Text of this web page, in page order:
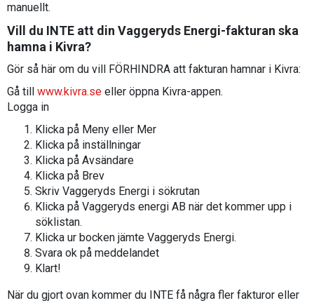
manuellt.
Vill du INTE att din Vaggeryds Energi-fakturan ska
hamna i Kivra?
Gör så här om du vill FÖRHINDRA att fakturan hamnar i Kivra:
Gå till www.kivra.se eller öppna Kivra-appen.
Logga in
Klicka på Meny eller Mer
Klicka på inställningar
Klicka på Avsändare
Klicka på Brev
Skriv Vaggeryds Energi i sökrutan
Klicka på Vaggeryds energi AB när det kommer upp i
söklistan.
Klicka ur bocken jämte Vaggeryds Energi.
Svara ok på meddelandet
Klart!
När du gjort ovan kommer du INTE få några fler fakturor eller